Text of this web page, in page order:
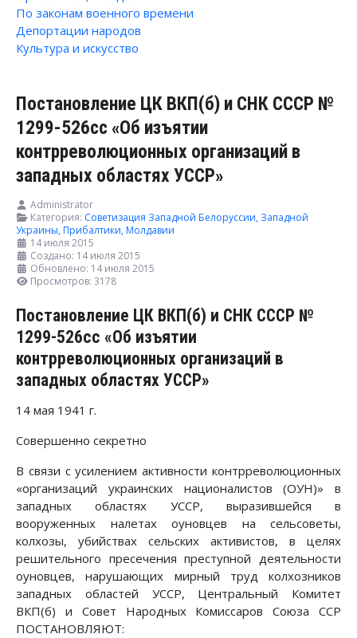
По законам военного времени
Депортации народов
Культура и искусство
Постановление ЦК ВКП(б) и СНК СССР №
1299-526сс «Об изъятии
контрреволюционных организаций в
западных областях УССР»
Administrator
Категория: Советизация Западной Белоруссии, Западной
Украины, Прибалтики, Молдавии
14 июля 2015
Создано: 14 июля 2015
Обновлено: 14 июля 2015
Просмотров: 3178
Постановление ЦК ВКП(б) и СНК СССР №
1299-526сс «Об изъятии
контрреволюционных организаций в
западных областях УССР»
14 мая 1941 г.
Совершенно секретно
В связи с усилением активности контрреволюционных
«организаций украинских националистов (ОУН)» в
западных областях УССР, выразившейся в
вооруженных налетах оуновцев на сельсоветы,
колхозы, убийствах сельских активистов, в целях
решительного пресечения преступной деятельности
оуновцев, нарушающих мирный труд колхозников
западных областей УССР, Центральный Комитет
ВКП(б) и Совет Народных Комиссаров Союза ССР
ПОСТАНОВЛЯЮТ: